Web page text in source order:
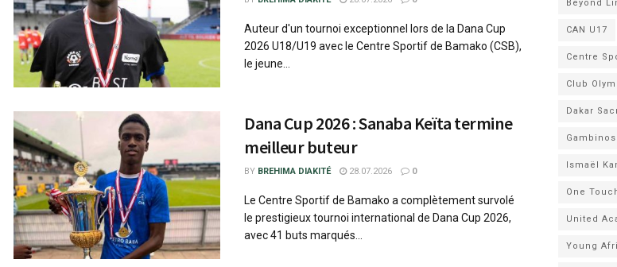
Auteur d'un tournoi exceptionnel lors de la Dana Cup
2026 U18/U19 avec le Centre Sportif de Bamako (CSB),
le jeune...
Dana Cup 2026 : Sanaba Keïta termine
meilleur buteur
BY BREHIMA DIAKITÉ 28.07.2026 0
Le Centre Sportif de Bamako a complètement survolé
le prestigieux tournoi international de Dana Cup 2026,
avec 41 buts marqués...
Beyond
CAN U17
Centre
Club
Dakar
Ismaël
One
United
Young